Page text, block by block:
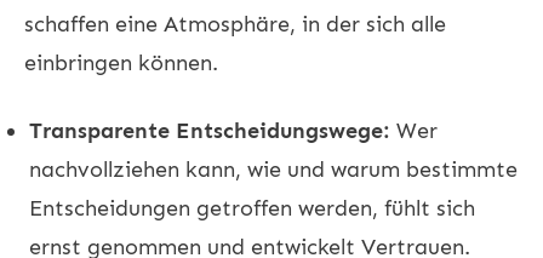
schaffen eine Atmosphäre, in der sich alle
einbringen können.
Transparente Entscheidungswege: Wer
nachvollziehen kann, wie und warum bestimmte
Entscheidungen getroffen werden, fühlt sich
ernst genommen und entwickelt Vertrauen.